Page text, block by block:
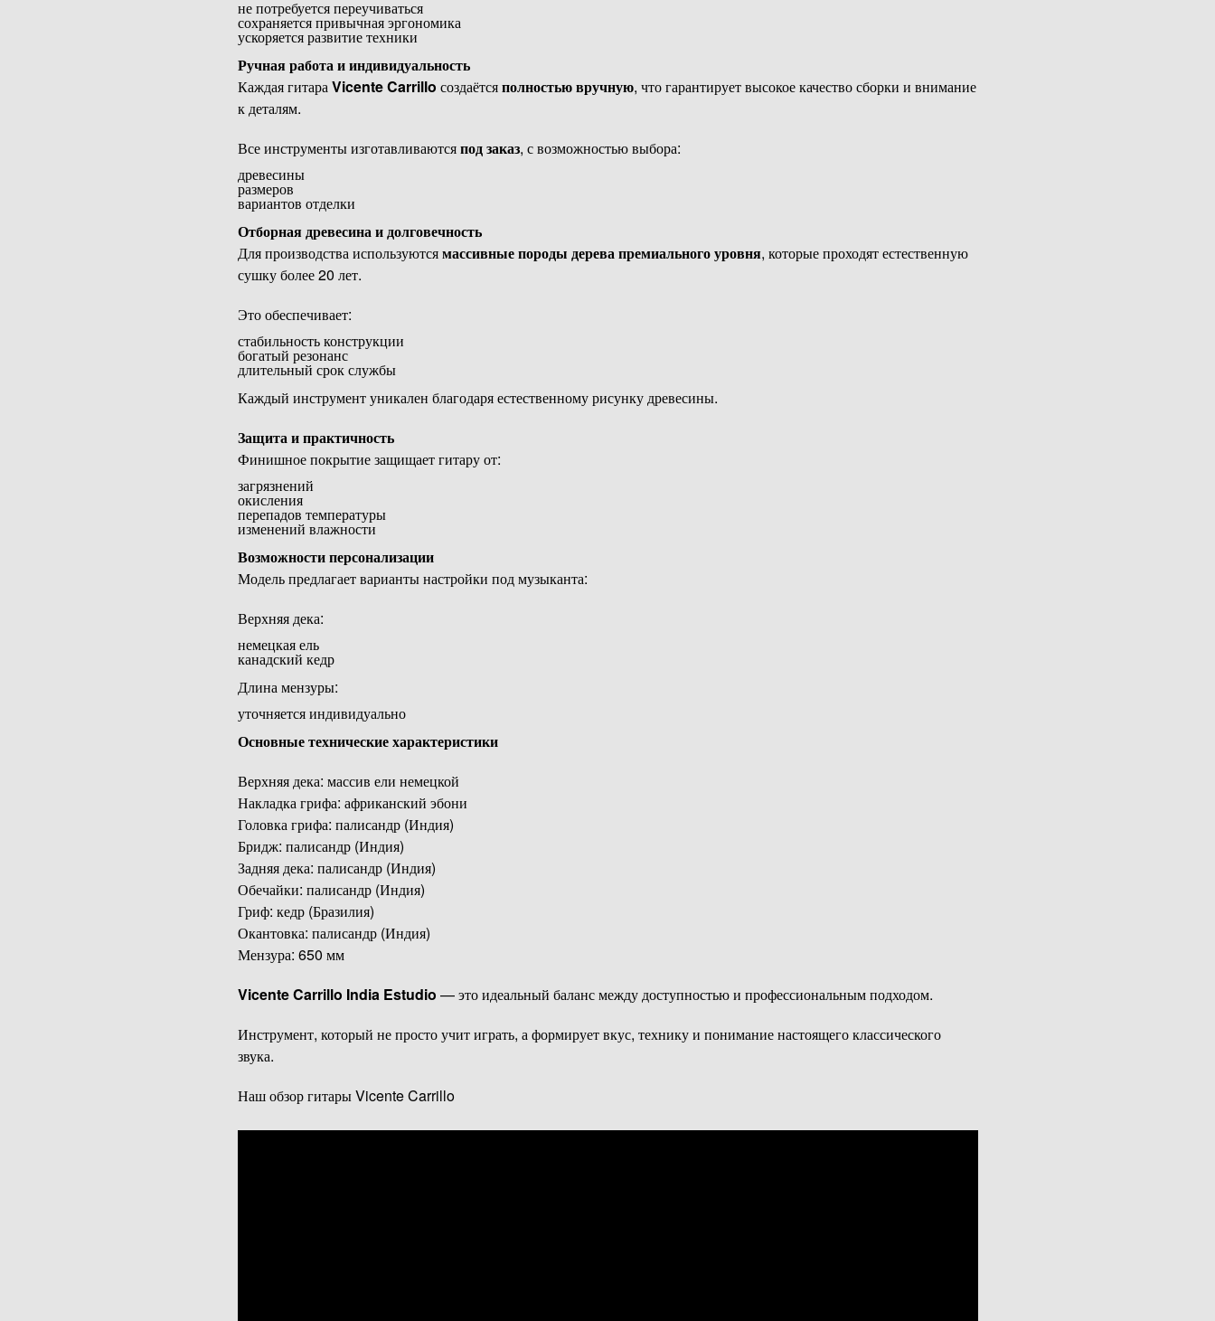
не потребуется переучиваться
сохраняется привычная эргономика
ускоряется развитие техники
Ручная работа и индивидуальность
Каждая гитараVicente Carrillo создаётсяполностью вручную, что гарантирует высокое качество сборки и внимание
к деталям.
Все инструменты изготавливаютсяпод заказ, с возможностью выбора:
древесины
размеров
вариантов отделки
Отборная древесина и долговечность
Для производства используютсямассивные породы дерева премиального уровня, которые проходят естественную
сушку более 20 лет.
Это обеспечивает:
стабильность конструкции
богатый резонанс
длительный срок службы
Каждый инструмент уникален благодаря естественному рисунку древесины.
Защита и практичность
Финишное покрытие защищает гитару от:
загрязнений
окисления
перепадов температуры
изменений влажности
Возможности персонализации
Модель предлагает варианты настройки под музыканта:
Верхняя дека:
немецкая ель
канадский кедр
Длина мензуры:
уточняется индивидуально
Основные технические характеристики
Верхняя дека: массив ели немецкой
Накладка грифа: африканский эбони
Головка грифа: палисандр (Индия)
Бридж: палисандр (Индия)
Задняя дека: палисандр (Индия)
Обечайки: палисандр (Индия)
Гриф: кедр (Бразилия)
Окантовка: палисандр (Индия)
Мензура: 650 мм
Vicente Carrillo India Estudio — это идеальный баланс между доступностью и профессиональным подходом.
Инструмент, который не просто учит играть, а формирует вкус, технику и понимание настоящего классического
звука.
Наш обзор гитары Vicente Carrillo